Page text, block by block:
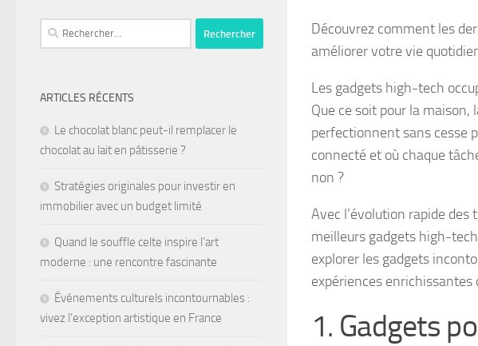
Découvrez comment les
améliorer votre vie
Les gadgets high-tech
Que ce soit pour la
perfectionnent sans cesse
connecté et où chaque
non ?
Avec l’évolution rapide des
meilleurs gadgets high-
explorer les gadgets
expériences enrichissantes
1. Gadgets
ARTICLES RÉCENTS
Le chocolat blanc peut-il remplacer le
chocolat au lait en pâtisserie ?
Stratégies originales pour investir en
immobilier avec un budget limité
Quand le souffle celte inspire l’art
moderne : une rencontre fascinante
Événements culturels incontournables :
vivez l’exception artistique en France